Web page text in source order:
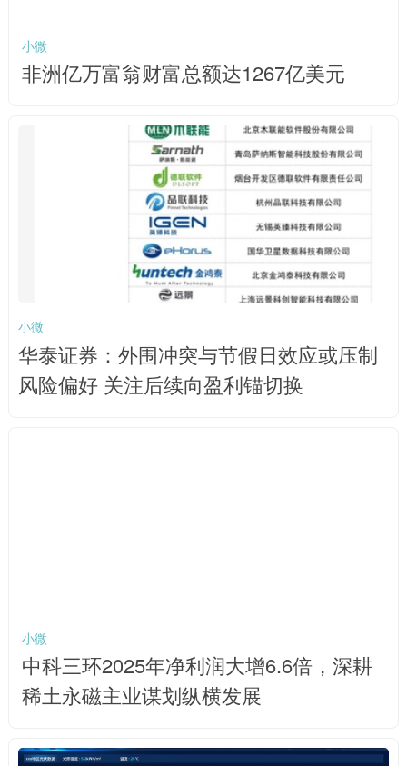
小微
非洲亿万富翁财富总额达1267亿美元
小微
华泰证券：外围冲突与节假日效应或压制
风险偏好 关注后续向盈利锚切换
小微
中科三环2025年净利润大增6.6倍，深耕
稀土永磁主业谋划纵横发展